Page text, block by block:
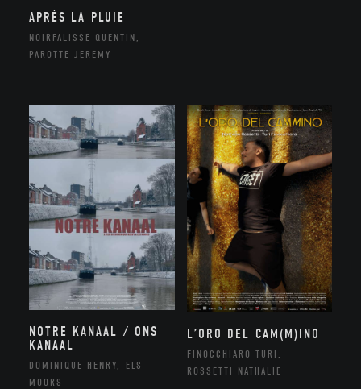
APRÈS LA PLUIE
NOIRFALISSE QUENTIN,
PAROTTE JEREMY
NOTRE KANAAL / ONS
KANAAL
DOMINIQUE HENRY, ELS
MOORS
L’ORO DEL CAM(M)INO
FINOCCHIARO TURI,
ROSSETTI NATHALIE